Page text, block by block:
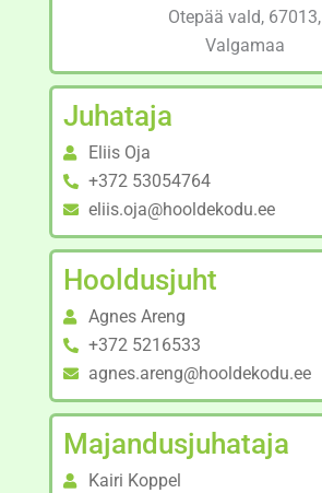
Otepää vald, 67013,
Valgamaa
Juhataja
Eliis Oja
+372 53054764
eliis.oja@hooldekodu.ee
Hooldusjuht
Agnes Areng
+372 5216533
agnes.areng@hooldekodu.ee
Majandusjuhataja
Kairi Koppel